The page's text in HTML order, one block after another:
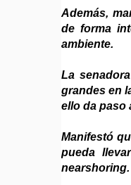
Además,
de forma
ambiente.
La
grandes en
ello da paso
Manifestó
pueda
nearshoring.